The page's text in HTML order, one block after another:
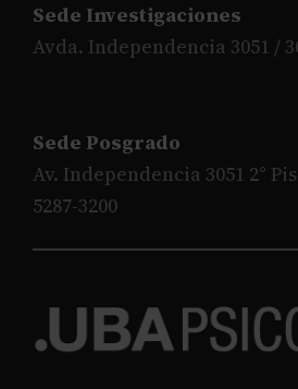
Sede Investigaciones
Avda. Independencia 3051 /
Sede Posgrado
Av. Independencia 3051 2°
5287-3200